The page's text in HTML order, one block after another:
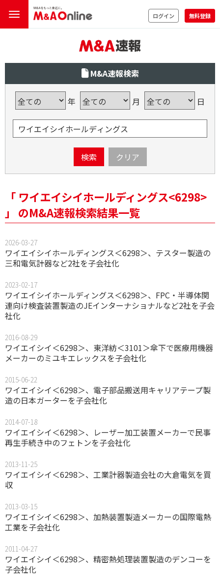
ログイン 無料登録
M&A速報検索
年 月 日
検索 クリア
「 ワイエイシイホールディングス<6298>
」 のM&A速報検索結果一覧
2026-03-27
ワイエイシイホールディングス＜6298＞、テスター製造の
三和電気計器など2社を子会社化
2023-02-17
ワイエイシイホールディングス＜6298＞、FPC・半導体関
連向け検査装置製造のJEインターナショナルなど2社を子会
社化
2016-08-29
ワイエイシイ＜6298＞、東洋紡＜3101＞傘下で医療用機器
メーカーのミユキエレックスを子会社化
2015-06-22
ワイエイシイ＜6298＞、電子部品搬送用キャリアテープ製
造の日本ガーターを子会社化
2014-07-18
ワイエイシイ＜6298＞、レーザー加工装置メーカーで民事
再生手続き中のフェトンを子会社化
2013-11-25
ワイエイシイ＜6298＞、工業計器製造会社の大倉電気を買
収
2013-03-15
ワイエイシイ＜6298＞、加熱装置製造メーカーの国際電熱
工業を子会社化
2011-04-27
ワイエイシイ＜6298＞、精密熱処理装置製造のデンコーを
子会社化